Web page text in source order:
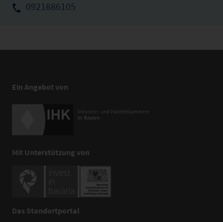
0921886105
Ein Angebot von
Mit Unterstützung von
Das Standortportal